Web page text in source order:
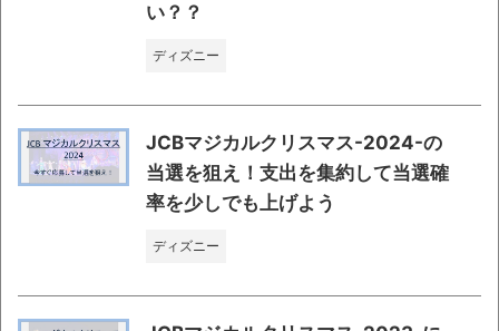
い？？
ディズニー
JCBマジカルクリスマス-2024-の
当選を狙え！支出を集約して当選確
率を少しでも上げよう
ディズニー